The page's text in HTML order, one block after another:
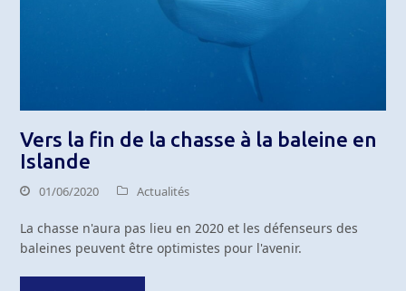
Vers la fin de la chasse à la baleine en
Islande
01/06/2020 Actualités
La chasse n'aura pas lieu en 2020 et les défenseurs des
baleines peuvent être optimistes pour l'avenir.